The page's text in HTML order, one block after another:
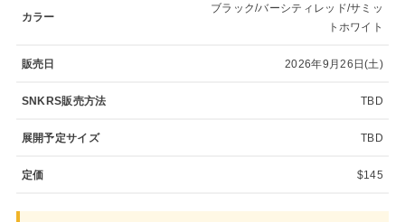
カラー
ブラック/バーシティレッド/サミッ
トホワイト
販売日 2026年9月26日(土)
SNKRS販売方法 TBD
展開予定サイズ TBD
定価 $145